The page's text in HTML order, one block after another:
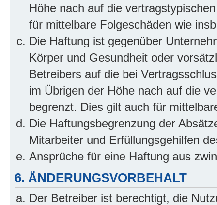
Höhe nach auf die
für mittelbare Folgeschäden wie
Die Haftung ist gegenüber
Körper und Gesundheit oder
Betreibers auf die bei
im Übrigen der Höhe nach auf die
begrenzt. Dies gilt auch für
Die Haftungsbegrenzung der
Mitarbeiter und Erfüllungsgehilfen
Ansprüche für eine Haftung aus
6. ÄNDERUNGSVORBEHALT
Der Betreiber ist berechtigt, die